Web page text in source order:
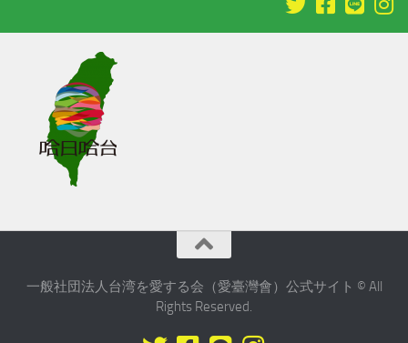
一般社団法人台湾を愛する会（愛臺灣會）公式サイト © All
Rights Reserved.